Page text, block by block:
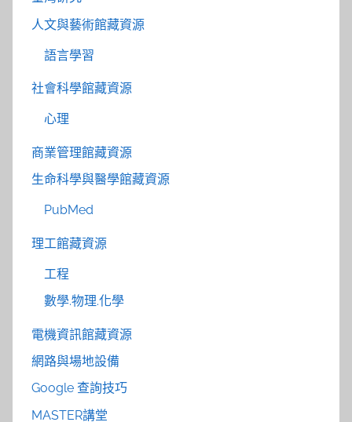
人文與藝術館藏資源
語言學習
社會科學館藏資源
心理
商業管理館藏資源
生命科學與醫學館藏資源
PubMed
理工館藏資源
工程
數學.物理.化學
電機資訊館藏資源
網路與場地設備
Google 查詢技巧
MASTER講堂